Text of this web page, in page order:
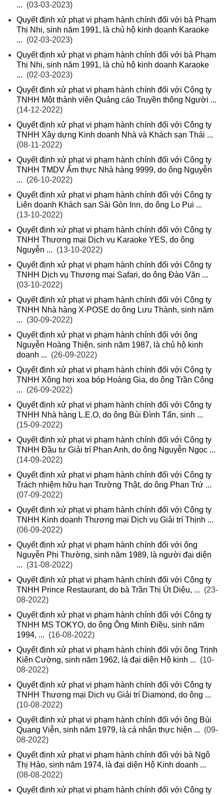
... (03-03-2023)
Quyết định xử phạt vi phạm hành chính đối với bà Phạm
Thị Nhi, sinh năm 1991, là chủ hộ kinh doanh Karaoke
... (02-03-2023)
Quyết định xử phạt vi phạm hành chính đối với bà Phạm
Thị Nhi, sinh năm 1991, là chủ hộ kinh doanh Karaoke
... (02-03-2023)
Quyết định xử phạt vi phạm hành chính đối với Công ty
TNHH Một thành viên Quảng cáo Truyền thông Người ...
(14-12-2022)
Quyết định xử phạt vi phạm hành chính đối với Công ty
TNHH Xây dựng Kinh doanh Nhà và Khách sạn Thái ...
(08-11-2022)
Quyết định xử phạt vi phạm hành chính đối với Công ty
TNHH TMDV Ẩm thực Nhà hàng 9999, do ông Nguyễn
... (26-10-2022)
Quyết định xử phạt vi phạm hành chính đối với Công ty
Liên doanh Khách sạn Sài Gòn Inn, do ông Lo Pui ...
(13-10-2022)
Quyết định xử phạt vi phạm hành chính đối với Công ty
TNHH Thương mại Dịch vụ Karaoke YES, do ông
Nguyễn ... (13-10-2022)
Quyết định xử phạt vi phạm hành chính đối với Công ty
TNHH Dịch vụ Thương mại Safari, do ông Đào Văn ...
(03-10-2022)
Quyết định xử phạt vi phạm hành chính đối với Công ty
TNHH Nhà hàng X-POSE do ông Lưu Thành, sinh năm
... (30-09-2022)
Quyết định xử phạt vi phạm hành chính đối với ông
Nguyễn Hoàng Thiện, sinh năm 1987, là chủ hộ kinh
doanh ... (26-09-2022)
Quyết định xử phạt vi phạm hành chính đối với Công ty
TNHH Xông hơi xoa bóp Hoàng Gia, do ông Trần Công
... (26-09-2022)
Quyết định xử phạt vi phạm hành chính đối với Công ty
TNHH Nhà hàng L.E.O, do ông Bùi Đình Tấn, sinh ...
(15-09-2022)
Quyết định xử phạt vi phạm hành chính đối với Công ty
TNHH Đầu tư Giải trí Phan Anh, do ông Nguyễn Ngọc ...
(14-09-2022)
Quyết định xử phạt vi phạm hành chính đối với Công ty
Trách nhiệm hữu hạn Trường Thật, do ông Phan Trứ ...
(07-09-2022)
Quyết định xử phạt vi phạm hành chính đối với Công ty
TNHH Kinh doanh Thương mại Dịch vụ Giải trí Thịnh ...
(06-09-2022)
Quyết định xử phạt vi phạm hành chính đối với ông
Nguyễn Phi Thường, sinh năm 1989, là người đại diện
... (31-08-2022)
Quyết định xử phạt vi phạm hành chính đối với Công ty
TNHH Prince Restaurant, do bà Trần Thị Út Diệu, ... (23-
08-2022)
Quyết định xử phạt vi phạm hành chính đối với Công ty
TNHH MS TOKYO, do ông Ông Minh Điều, sinh năm
1994, ... (16-08-2022)
Quyết định xử phạt vi phạm hành chính đối với ông Trịnh
Kiên Cường, sinh năm 1962, là đại diện Hộ kinh ... (10-
08-2022)
Quyết định xử phạt vi phạm hành chính đối với Công ty
TNHH Thương mại Dịch vụ Giải trí Diamond, do ông ...
(10-08-2022)
Quyết định xử phạt vi phạm hành chính đối với ông Bùi
Quang Viễn, sinh năm 1979, là cá nhân thực hiện ... (09-
08-2022)
Quyết định xử phạt vi phạm hành chính đối với bà Ngô
Thị Hảo, sinh năm 1974, là đại diện Hộ Kinh doanh ...
(08-08-2022)
Quyết định xử phạt vi phạm hành chính đối với Công ty